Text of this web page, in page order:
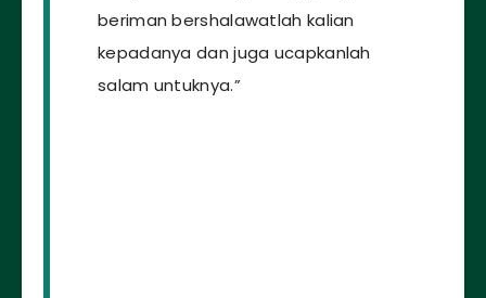
beriman bershalawatlah kalian
kepadanya dan juga ucapkanlah
salam untuknya.”